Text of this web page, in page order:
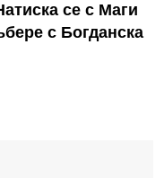
се с Маги
с Богданска